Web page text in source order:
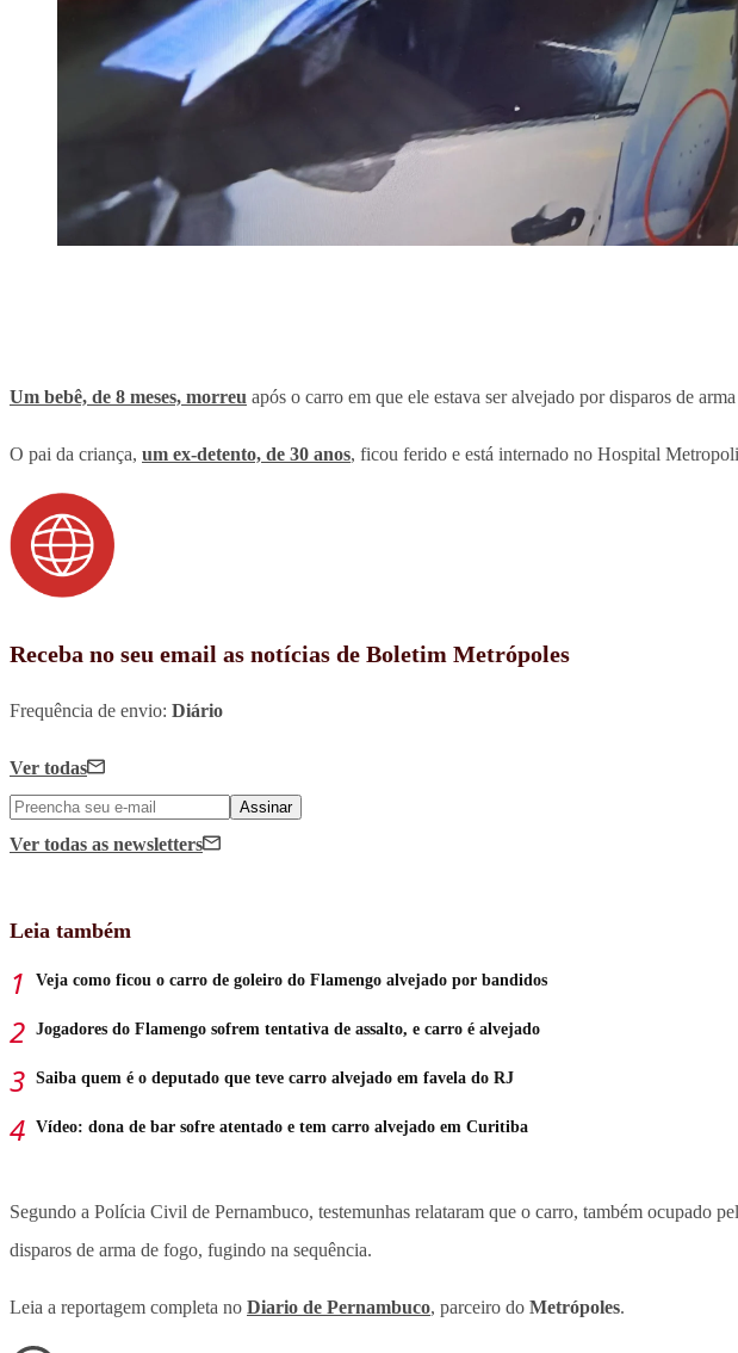
Um bebê, de 8 meses, morreu após o carro em que ele estava ser alvejado por disparos de
O pai da criança, um ex-detento, de 30 anos, ficou ferido e está internado no Hospital
Receba no seu email as notícias de Boletim Metrópoles
Frequência de envio: Diário
Ver todas
Assinar
Ver todas as newsletters
Leia também
Veja como ficou o carro de goleiro do Flamengo alvejado por bandidos
Jogadores do Flamengo sofrem tentativa de assalto, e carro é alvejado
Saiba quem é o deputado que teve carro alvejado em favela do RJ
Vídeo: dona de bar sofre atentado e tem carro alvejado em Curitiba
Segundo a Polícia Civil de Pernambuco, testemunhas relataram que o carro, também ocupado
disparos de arma de fogo, fugindo na sequência.
Leia a reportagem completa no Diario de Pernambuco, parceiro do Metrópoles.